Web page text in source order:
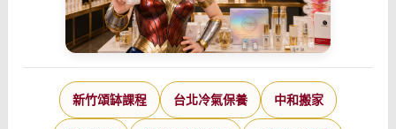
新竹頌缽課程 台北冷氣保養 中和搬家